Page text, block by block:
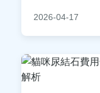
議，助您做出
識，涵蓋決策
2026-04-17